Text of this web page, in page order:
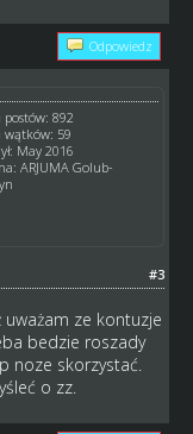
Odpowiedz
postów: 892
wątków: 59
May 2016
ARJUMA Golub-
#3
ze kontuzje
bedzie roszady
noze skorzystać.
o zz.